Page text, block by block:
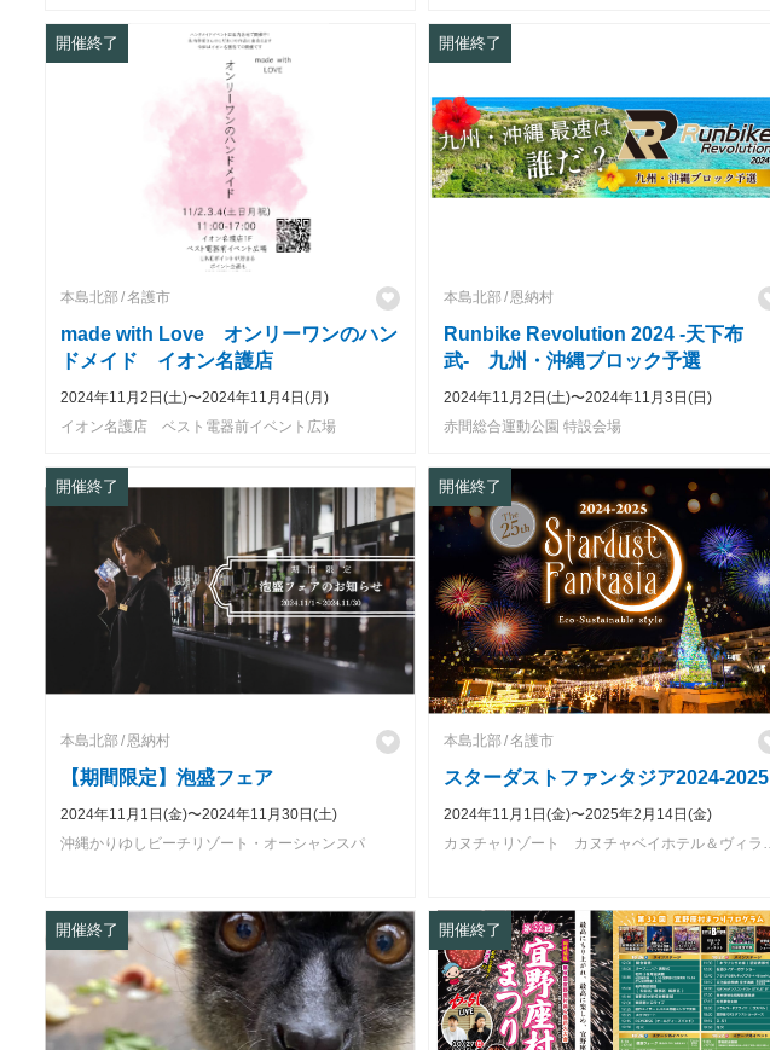
開催終了
本島北部 名護市
made with Love オンリーワンのハン
ドメイド イオン名護店
2024年11月2日(土)〜2024年11月4日(月)
イオン名護店 ベスト電器前イベント広場
開催終了
本島北部 恩納村
Runbike Revolution 2024 -天下布
武- 九州・沖縄ブロック予選
2024年11月2日(土)〜2024年11月3日(日)
赤間総合運動公園 特設会場
開催終了
本島北部 恩納村
【期間限定】泡盛フェア
2024年11月1日(金)〜2024年11月30日(土)
沖縄かりゆしビーチリゾート・オーシャンスパ
開催終了
本島北部 名護市
スターダストファンタジア2024-2025
2024年11月1日(金)〜2025年2月14日(金)
開催終了 開催終了